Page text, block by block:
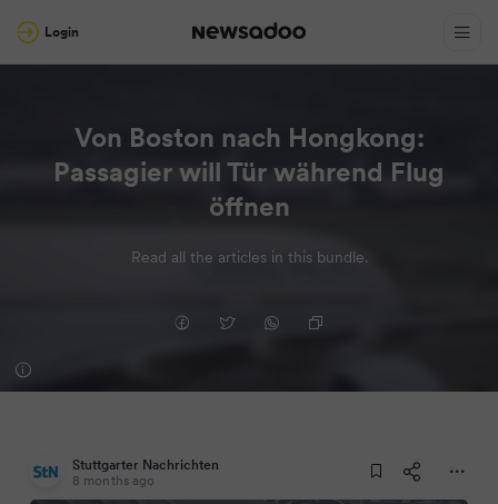
Login
Von Boston nach Hongkong:
Passagier will Tür während Flug
öffnen
Read all the articles in this bundle.
Stuttgarter Nachrichten
8 months ago